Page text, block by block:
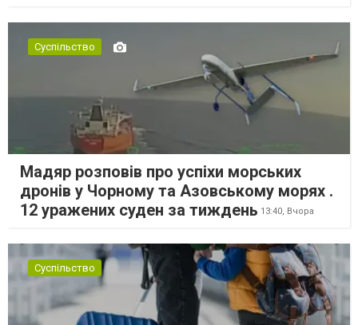
Суспільство
Мадяр розповів про успіхи морських
дронів у Чорному та Азовському морях .
12 уражених суден за тиждень 13:40, Вчора
Суспільство